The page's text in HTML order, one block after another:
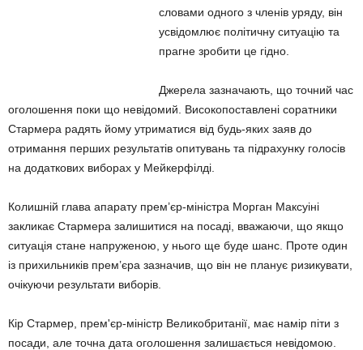
словами одного з членів уряду, він
усвідомлює політичну ситуацію та
прагне зробити це гідно.
Джерела зазначають, що точний час
оголошення поки що невідомий. Високопоставлені соратники
Стармера радять йому утриматися від будь-яких заяв до
отримання перших результатів опитувань та підрахунку голосів
на додаткових виборах у Мейкерфілді.
Колишній глава апарату прем’єр-міністра Морган Максуіні
закликає Стармера залишитися на посаді, вважаючи, що якщо
ситуація стане напруженою, у нього ще буде шанс. Проте один
із прихильників прем’єра зазначив, що він не планує ризикувати,
очікуючи результати виборів.
Кір Стармер, прем'єр-міністр Великобританії, має намір піти з
посади, але точна дата оголошення залишається невідомою.